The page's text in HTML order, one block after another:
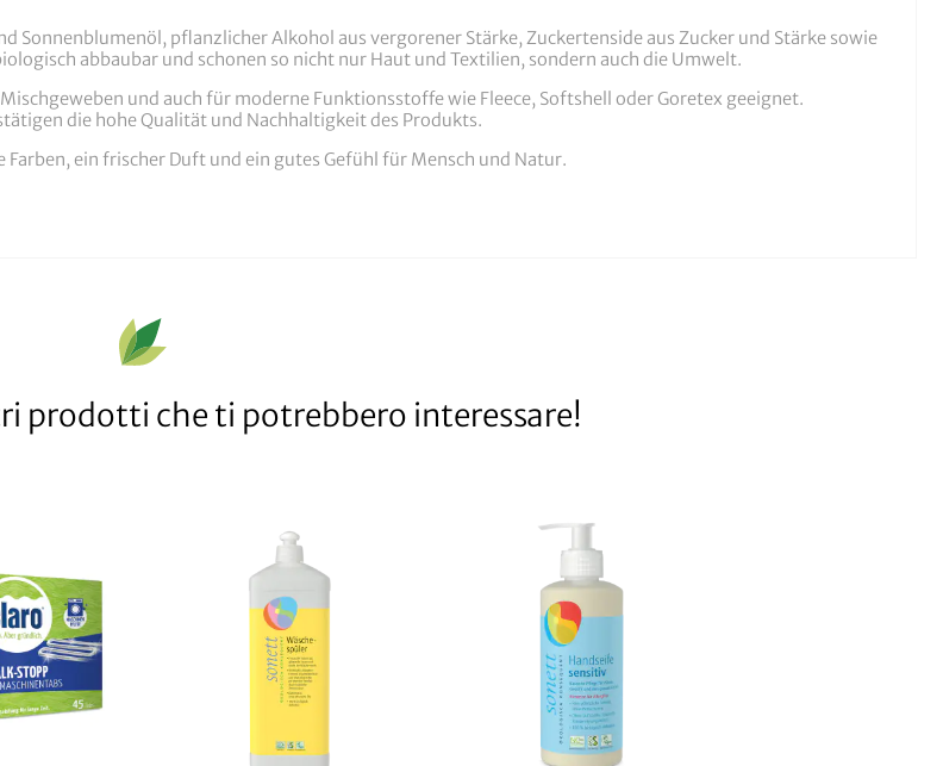
pflanzlicher Alkohol aus vergorener Stärke, Zuckertenside aus Zucker und Stärke sowie
abbaubar und schonen so nicht nur Haut und Textilien, sondern auch die Umwelt.
und auch für moderne Funktionsstoffe wie Fleece, Softshell oder Goretex geeignet.
die hohe Qualität und Nachhaltigkeit des Produkts.
ein frischer Duft und ein gutes Gefühl für Mensch und Natur.
prodotti che ti potrebbero interessare!